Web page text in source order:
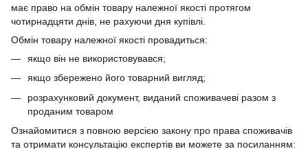
має право на обмін товару належної якості протягом
чотирнадцяти днів, не рахуючи дня купівлі.
Обмін товару належної якості провадиться:
якщо він не використовувався;
якщо збережено його товарний вигляд;
розрахунковий документ, виданий споживачеві разом з
проданим товаром
Ознайомитися з повною версією закону про права споживачів
та отримати консультацію експертів ви можете за посиланням: